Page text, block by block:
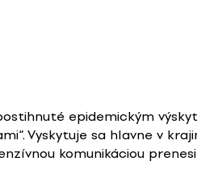
epidemickým
Vyskytuje sa hlavne v
komunikáciou